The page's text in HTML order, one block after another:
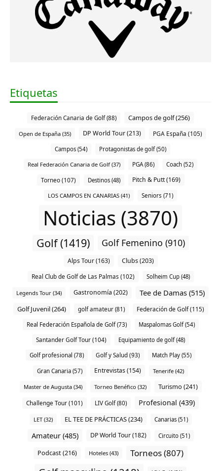
Etiquetas
Federación Canaria de Golf (88) Campos de golf (256)
Open de España (35) DP World Tour (213) PGA España (105)
Campos (54) Protagonistas de golf (50)
Real Federación Canaria de Golf (37) PGA (86) Coach (52)
Torneo (107) Destinos (48) Pitch & Putt (169)
LOS CAMPOS EN CANARIAS (41) Seniors (71)
Noticias (3870)
Golf (1419) Golf Femenino (910)
Alps Tour (163) Clubs (203)
Real Club de Golf de Las Palmas (102) Solheim Cup (48)
Legends Tour (34) Gastronomía (202) Tee de Damas (515)
Golf Juvenil (264) golf amateur (81) Federación de Golf (115)
Real Federación Española de Golf (73) Maspalomas Golf (54)
Santander Golf Tour (104) Equipamiento de golf (48)
Golf profesional (78) Golf y Salud (93) Match Play (55)
Gran Canaria (57) Entrevistas (154) Tenerife (42)
Master de Augusta (34) Torneo Benéfico (32) Turismo (241)
Challenge Tour (101) LIV Golf (80) Profesional (439)
LET (32) EL TEE DE PRÁCTICAS (234) Canarias (51)
Amateur (485) DP World Tour (182) Circuito (51)
Podcast (216) Hoteles (43) Torneos (807)